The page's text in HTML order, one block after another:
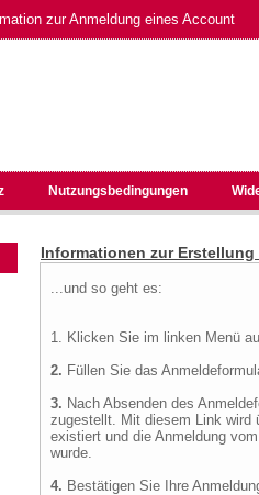
zur Anmeldung eines Account
Nutzungsbedingungen
Informationen zur
...und so geht es:
1. Klicken Sie im linken Menü
2. Füllen Sie das
3. Nach Absenden des
zugestellt. Mit diesem Link wird
existiert und die Anmeldung
wurde.
4. Bestätigen Sie Ihre